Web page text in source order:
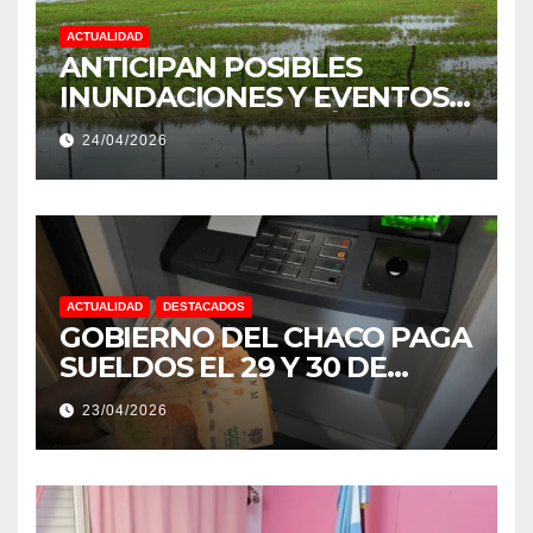
ACTUALIDAD
ANTICIPAN POSIBLES
INUNDACIONES Y EVENTOS
EXTREMOS: “PODRÍA SER UN
NIÑO MUY IMPORTANTE”
24/04/2026
ACTUALIDAD DESTACADOS
GOBIERNO DEL CHACO PAGA
SUELDOS EL 29 Y 30 DE
ABRIL, CON EL 2% DE
AUMENTO
23/04/2026